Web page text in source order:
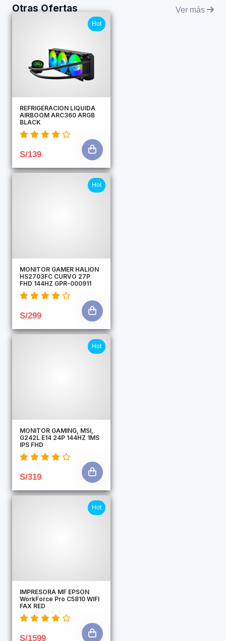
Otras Ofertas Ver más
Hot
REFRIGERACION LIQUIDA
AIRBOOM ARC360 ARGB
BLACK
S/139
Hot
MONITOR GAMER HALION
HS2703FC CURVO 27P
FHD 144HZ GPR-000911
S/299
Hot
MONITOR GAMING, MSI,
G242L E14 24P 144HZ 1MS
IPS FHD
S/319
Hot
IMPRESORA MF EPSON
WorkForce Pro C5810 WIFI
FAX RED
S/1599